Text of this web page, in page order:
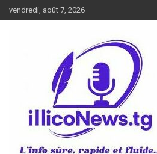
au
vendredi, août 7, 2026